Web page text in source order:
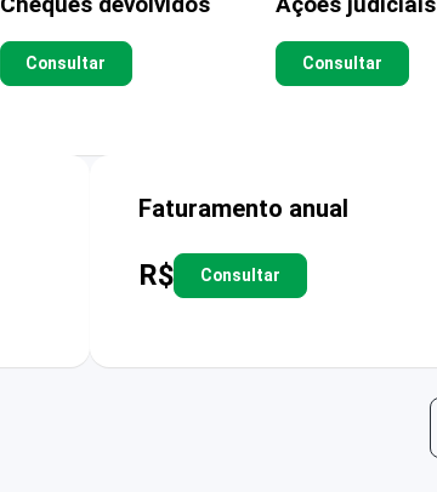
Consultar Consultar
Faturamento anual
R$ Consultar